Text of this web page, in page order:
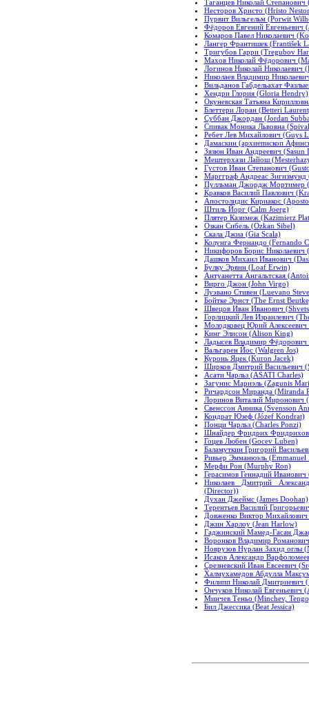
Таганцев Николай
Несторов Христо (Hristo
Пурвит Вильгельм (Porwit
Фёдоров Евгений Евгеньевич
Комаров Павел Николаевич
Лангер Франтишек (František
Тригубов Гарри (Tregubov
Махов Николай Фёдорович
Логинов Николай
Николаев Владимир
Вильданов Габдельахат
Хендри Глория (Gloria Hendry)
Окуневская Татьяна
Блеттери Лоран (Betteri
Суббан Джордан (Jordan
Спивак Моника Львовна
Ребет Лев Михайлович (Guys
Дамаскин (архиепископ
Зязюн Иван Андреевич (Sasun
Мештерхази Лайош
Густов Иван Степанович
Маргграф Андреас
Пулльман Джордж Мортимер
Кравков Василий Павлович
Апостолидис Кириакос
Штиль Йорг (Calm Joerg)
Плятер Казимеж (Kazimierz
Озкан Сибель (Ozkan Sibel)
Скала Джиа (Gia Scala)
Колунга Фернандо (Fernando
Никифоров Борис
Дашков Михаил Иванович
Булку Эрвин (Loaf Erwin)
Антуанетта Ангальтская
Вирго Джон (John Virgo)
Луэвано Стивен (Luevano
Бойтке Эрнст (The Ernst
Швецов Иван Иванович
Горлицкий Лев Израилевич
Молодковец Юрий
Кинг Элисон (Alison King)
Ладысев Владимир
Вальгарен Йос (Walgren Jos)
Куронь Яцек (Kuron Jacek)
Ширков Дмитрий Васильевич
Асати Чарльз (ASATI Charles)
Загунис Мариэль (Zagunis
Ричардсон Миранда (Miranda
Лоринов Виталий
Свенссон Анника (Svensson
Кондрат Юзеф (Józef Kondrat)
Понци Чарльз (Charles Ponzi)
Шнайдер Фридрих
Гоцев Любен (Gocev Luben)
Баламуткин Григорий
Ривьер Эмманюэль (Emmanuel
Мерфи Рон (Murphy Ron)
Герасимов Геннадий
Николаев Дмитрий
(Director))
Духан Джеймс (James Doohan)
Терентьев Василий
Довженко Виктор
Джин Харлоу (Jean Harlow)
Гаджинский Мамед-Гасан
Воронков Владимир
Новрузов Нурлан Захид оглы
Исаков Александр
Срезневский Иван Евсеевич
Халмухамедов Абдулла
Филипп Николай Дмитриевич
Ончуков Николай Евгеньевич
Минчев Теньо (Minchev,
Бил Джессика (Beat Jessica)